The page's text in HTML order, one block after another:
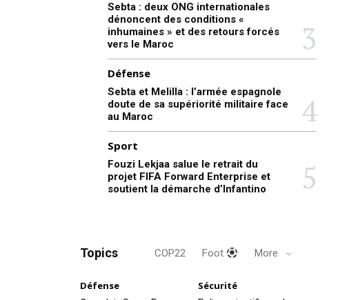
Sebta : deux ONG internationales
dénoncent des conditions «
inhumaines » et des retours forcés
vers le Maroc
Défense
Sebta et Melilla : l’armée espagnole
doute de sa supériorité militaire face
au Maroc
Sport
Fouzi Lekjaa salue le retrait du
projet FIFA Forward Enterprise et
soutient la démarche d’Infantino
Topics COP22 Foot More
Défense Sécurité